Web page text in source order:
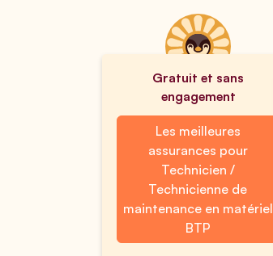
Gratuit et sans
engagement
Les meilleures
assurances pour
Technicien /
Technicienne de
maintenance en matériel
BTP